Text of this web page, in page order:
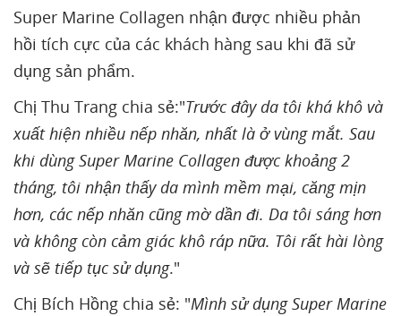
Super Marine Collagen nhận được nhiều phản
hồi tích cực của các khách hàng sau khi đã sử
dụng sản phẩm.
Chị Thu Trang chia sẻ:"Trước đây da tôi khá khô và
xuất hiện nhiều nếp nhăn, nhất là ở vùng mắt. Sau
khi dùng Super Marine Collagen được khoảng 2
tháng, tôi nhận thấy da mình mềm mại, căng mịn
hơn, các nếp nhăn cũng mờ dần đi. Da tôi sáng hơn
và không còn cảm giác khô ráp nữa. Tôi rất hài lòng
và sẽ tiếp tục sử dụng."
Chị Bích Hồng chia sẻ: "Mình sử dụng Super Marine